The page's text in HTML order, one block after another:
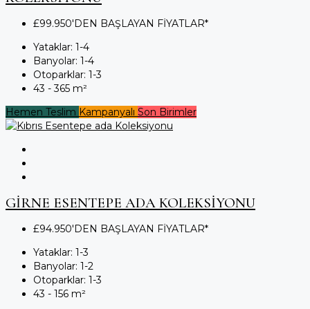
£99.950'DEN BAŞLAYAN FİYATLAR*
Yataklar: 1-4
Banyolar: 1-4
Otoparklar: 1-3
43 - 365 m²
Hemen Teslim Kampanyalı Son Birimler
GİRNE ESENTEPE ADA KOLEKSİYONU
£94.950'DEN BAŞLAYAN FİYATLAR*
Yataklar: 1-3
Banyolar: 1-2
Otoparklar: 1-3
43 - 156 m²